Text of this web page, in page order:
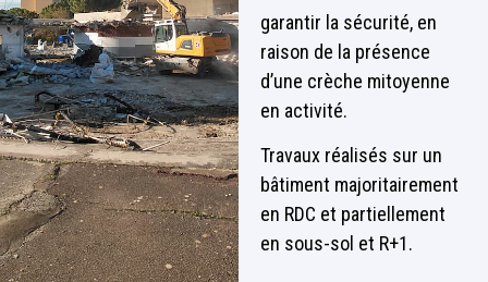
garantir la sécurité, en
raison de la présence
d’une crèche mitoyenne
en activité.
Travaux réalisés sur un
bâtiment majoritairement
en RDC et partiellement
en sous-sol et R+1.